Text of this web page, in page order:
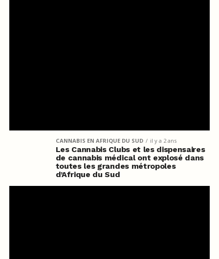
CANNABIS EN AFRIQUE DU SUD il y a 2 ans
Les Cannabis Clubs et les dispensaires
de cannabis médical ont explosé dans
toutes les grandes métropoles
d’Afrique du Sud